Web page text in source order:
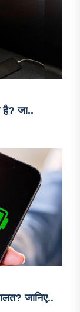
है? जा..
जानिए..